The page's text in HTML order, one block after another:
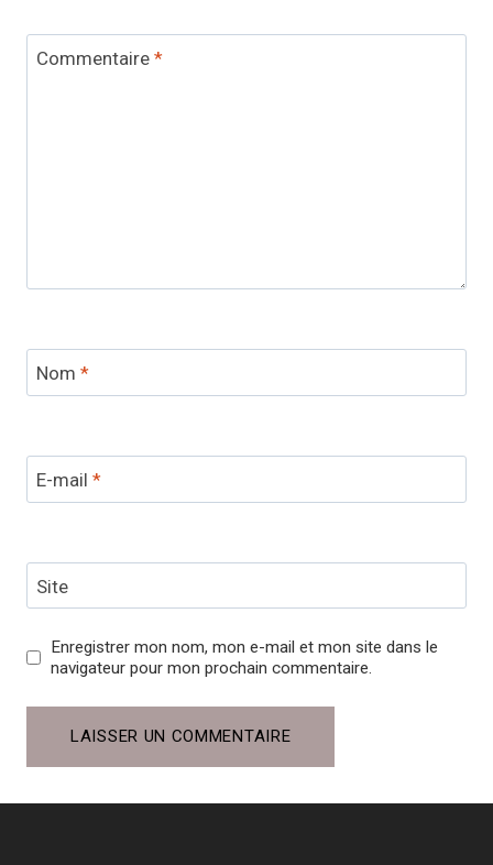
Commentaire *
Nom *
E-mail *
Site
Enregistrer mon nom, mon e-mail et mon site dans le
navigateur pour mon prochain commentaire.